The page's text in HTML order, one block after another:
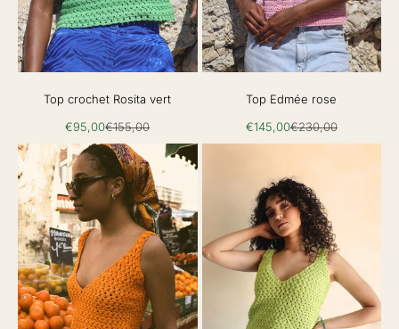
Top crochet Rosita vert
Prix de vente
€95,00Prix normal
€155,00
Top Edmée rose
Prix de vente
€145,00Prix normal
€230,00